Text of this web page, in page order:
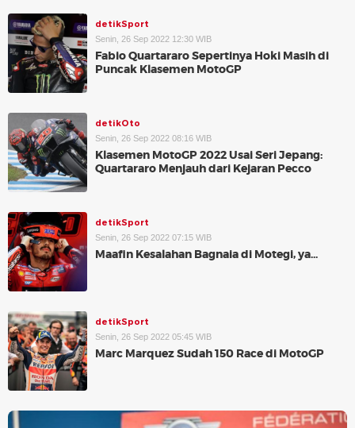
detikSport
Senin, 26 Sep 2022 12:30 WIB
Fabio Quartararo Sepertinya Hoki Masih di
Puncak Klasemen MotoGP
detikOto
Senin, 26 Sep 2022 08:16 WIB
Klasemen MotoGP 2022 Usai Seri Jepang:
Quartararo Menjauh dari Kejaran Pecco
detikSport
Senin, 26 Sep 2022 07:15 WIB
Maafin Kesalahan Bagnaia di Motegi, ya...
detikSport
Senin, 26 Sep 2022 05:45 WIB
Marc Marquez Sudah 150 Race di MotoGP